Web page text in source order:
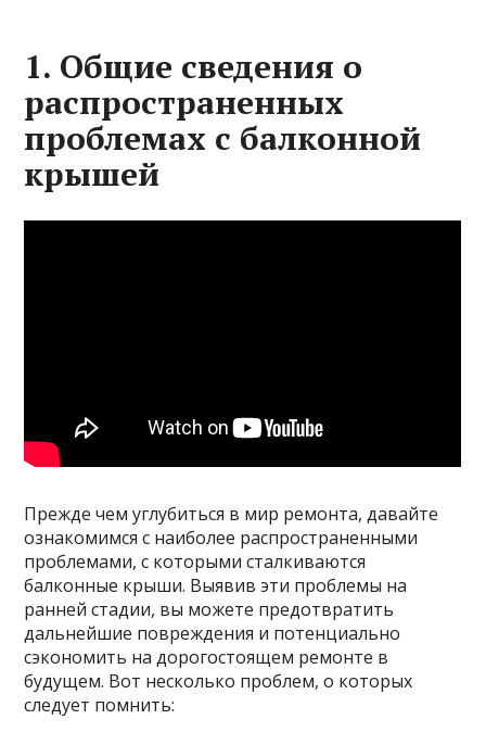
1. Общие сведения о
распространенных
проблемах с балконной
крышей
Прежде чем углубиться в мир ремонта, давайте
ознакомимся с наиболее распространенными
проблемами, с которыми сталкиваются
балконные крыши. Выявив эти проблемы на
ранней стадии, вы можете предотвратить
дальнейшие повреждения и потенциально
сэкономить на дорогостоящем ремонте в
будущем. Вот несколько проблем, о которых
следует помнить: